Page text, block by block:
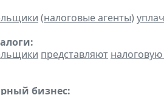
(налоговые агенты)
представляют
бизнес: